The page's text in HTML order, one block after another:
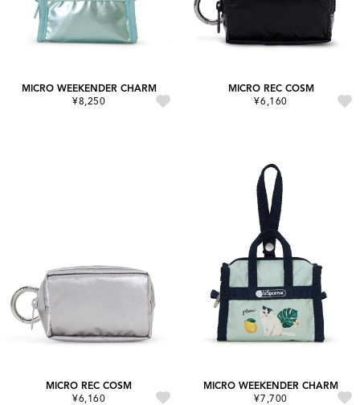
MICRO WEEKENDER CHARM
¥8,250
MICRO REC COSM
¥6,160
MICRO REC COSM
¥6,160
MICRO WEEKENDER CHARM
¥7,700